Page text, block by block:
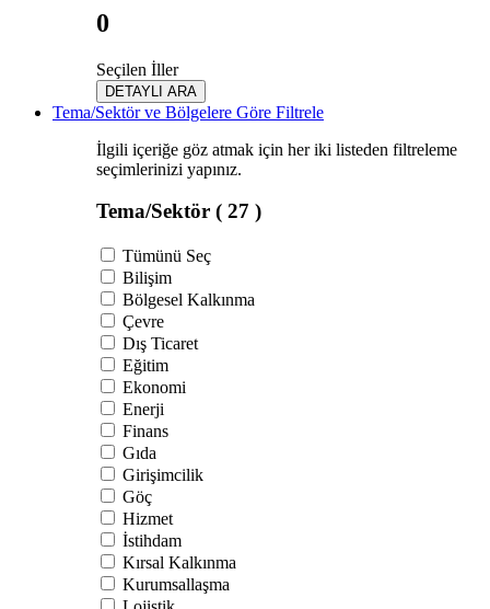
0
Seçilen İller
DETAYLI ARA
Tema/Sektör ve Bölgelere Göre Filtrele
İlgili içeriğe göz atmak için her iki listeden filtreleme
seçimlerinizi yapınız.
Tema/Sektör ( 27 )
Tümünü Seç
Bilişim
Bölgesel Kalkınma
Çevre
Dış Ticaret
Eğitim
Ekonomi
Enerji
Finans
Gıda
Girişimcilik
Göç
Hizmet
İstihdam
Kırsal Kalkınma
Kurumsallaşma